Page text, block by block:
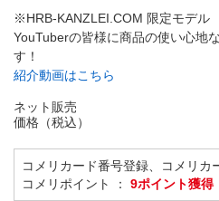
※HRB-KANZLEI.COM 限定モデル
YouTuberの皆様に商品の使い心地
す！
紹介動画はこちら
ネット販売
価格（税込）
コメリカード番号登録、コメリカ
コメリポイント ： 9ポイント獲得